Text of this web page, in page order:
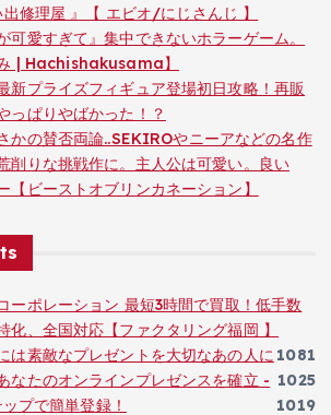
修理屋 』【 エビオ/にじさんじ 】
可愛すぎて』集中できないホラーゲーム。
み | Hachishakusama】
新プライズフィギュア登場初日攻略！再販
っぱりやばかった！？
かの賛否両論..SEKIROやニーアなどの名作
削りな挑戦作に。主人公は可愛い。良い
【ビーストオブリンカネーション】
ーポレーション 最短3時間で買取！低手数
化、全国対応【ファクタリング福岡 】
1081
は素敵なプレゼントを大切なあの人に
1025
なたのオンラインプレゼンスを確立 -
プで簡単登録！
1019